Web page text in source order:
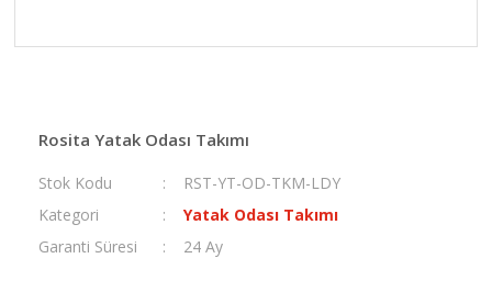
Rosita Yatak Odası Takımı
Stok Kodu
RST-YT-OD-TKM-LDY
Kategori
Yatak Odası Takımı
Garanti Süresi
24 Ay